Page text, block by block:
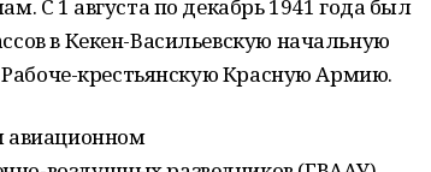
С 1 августа по декабрь 1941 года был
в Кекен-Васильевскую начальную
крестьянскую Красную Армию.
авиационном